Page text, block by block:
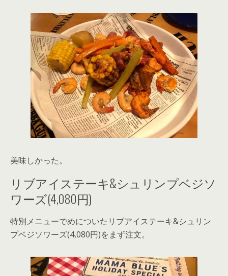
美味しかった。
リブアイステーキ&シュリンプベジソ
ワーズ(4,080円)
特別メニューでめについたリブアイステーキ&シュリン
プベジソワーズ(4,080円)をまず注文。